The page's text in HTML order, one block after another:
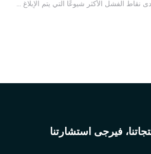
تظل الحرارة
فيرجى استشارتنا